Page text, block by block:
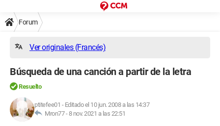
Forum
Ver originales (Francés)
Búsqueda de una canción a partir de la letra
Resuelto
ptitefee01 - Editado el 10 jun. 2008 a las 14:37
Mron77 -8 nov. 2021 a las 22:51